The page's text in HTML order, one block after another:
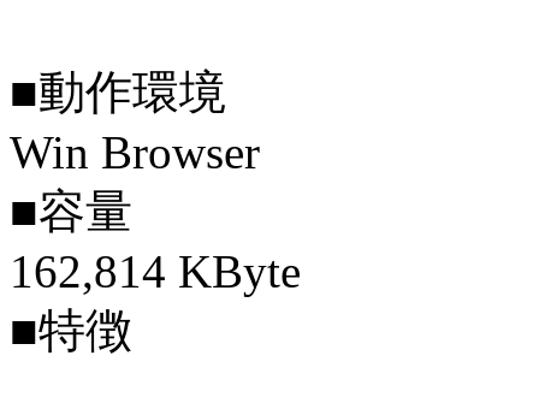
■動作環境
Win Browser
■容量
162,814 KByte
■特徴